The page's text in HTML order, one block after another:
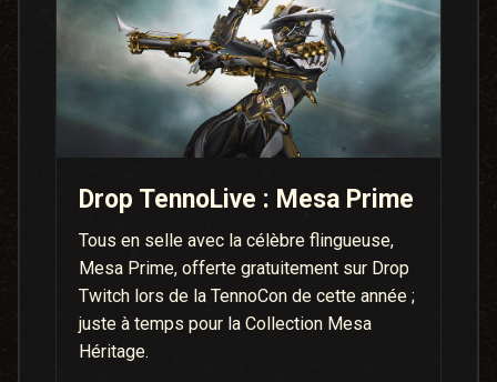
Drop TennoLive : Mesa Prime
Tous en selle avec la célèbre flingueuse,
Mesa Prime, offerte gratuitement sur Drop
Twitch lors de la TennoCon de cette année ;
juste à temps pour la Collection Mesa
Héritage.